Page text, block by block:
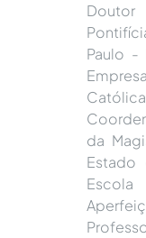
Paulo -
da
Estado